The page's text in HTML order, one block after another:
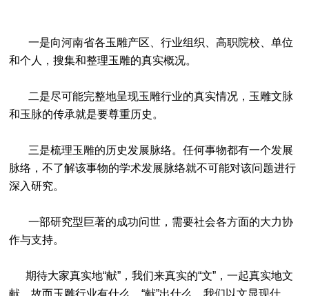
一是向河南省各玉雕产区、行业组织、高职院校、单位
和个人，搜集和整理玉雕的真实概况。
二是尽可能完整地呈现玉雕行业的真实情况，玉雕文脉
和玉脉的传承就是要尊重历史。
三是梳理玉雕的历史发展脉络。任何事物都有一个发展
脉络，不了解该事物的学术发展脉络就不可能对该问题进行
深入研究。
一部研究型巨著的成功问世，需要社会各方面的大力协
作与支持。
期待大家真实地“献”，我们来真实的“文”，一起真实地文